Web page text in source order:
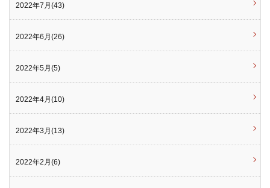
2022年7月(43)
2022年6月(26)
2022年5月(5)
2022年4月(10)
2022年3月(13)
2022年2月(6)